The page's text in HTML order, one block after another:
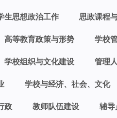
生思想政治工作 思政课程
高等教育政策与形势 学校
学校组织与文化建设 管理
学校与经济、社会、文化
政 教师队伍建设 辅